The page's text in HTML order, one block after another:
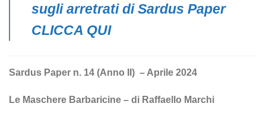
sugli arretrati di Sardus Paper
CLICCA QUI
Sardus Paper n. 14 (Anno II) – Aprile 2024
Le Maschere Barbaricine – di Raffaello Marchi